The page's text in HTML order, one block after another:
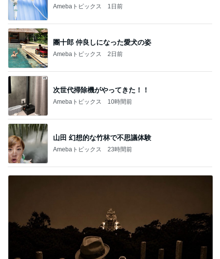
Amebaトピックス 1日前
團十郎 仲良しになった愛犬の姿
Amebaトピックス 2日前
次世代掃除機がやってきた！！
Amebaトピックス 10時間前
山田 幻想的な竹林で不思議体験
Amebaトピックス 23時間前